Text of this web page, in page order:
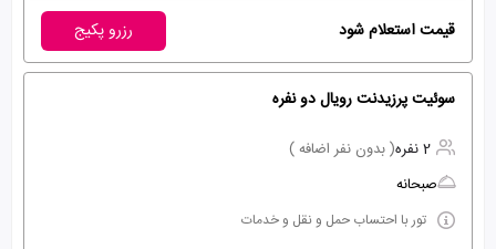
قیمت استعلام شود رزرو پکیج
سوئیت پرزیدنت رویال دو نفره
2 نفره
( بدون نفر اضافه )
صبحانه
تور با احتساب حمل و نقل و خدمات